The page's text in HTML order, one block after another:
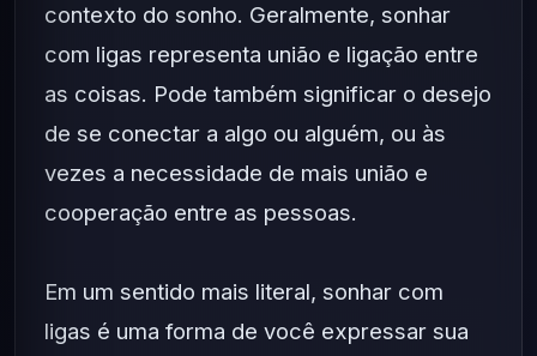
contexto do sonho. Geralmente, sonhar
com ligas representa união e ligação entre
as coisas. Pode também significar o desejo
de se conectar a algo ou alguém, ou às
vezes a necessidade de mais união e
cooperação entre as pessoas.
Em um sentido mais literal, sonhar com
ligas é uma forma de você expressar sua